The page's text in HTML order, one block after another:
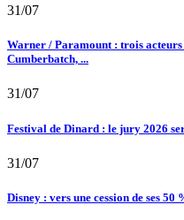
31/07
Warner / Paramount : trois
Cumberbatch, ...
31/07
Festival de Dinard : le jury 2026
31/07
Disney : vers une cession de ses 50